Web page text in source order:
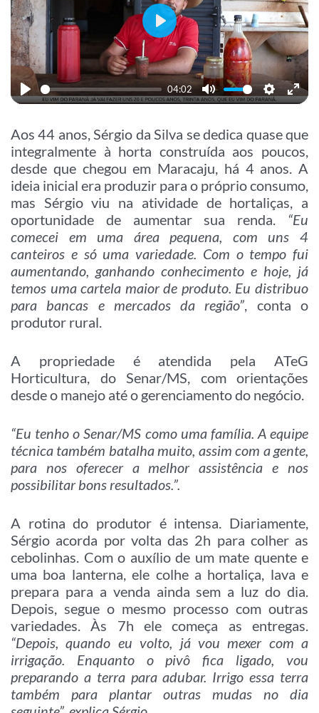
Play
04:02
Mute SettingsEnter
Play
Aos 44 anos, Sérgio da Silva se dedica quase que
integralmente à horta construída aos poucos,
desde que chegou em Maracaju, há 4 anos. A
ideia inicial era produzir para o próprio consumo,
mas Sérgio viu na atividade de hortaliças, a
oportunidade de aumentar sua renda. “Eu
comecei em uma área pequena, com uns 4
canteiros e só uma variedade. Com o tempo fui
aumentando, ganhando conhecimento e hoje, já
temos uma cartela maior de produto. Eu distribuo
para bancas e mercados da região”, conta o
produtor rural.
A propriedade é atendida pela ATeG
Horticultura, do Senar/MS, com orientações
desde o manejo até o gerenciamento do negócio.
“Eu tenho o Senar/MS como uma família. A equipe
técnica também batalha muito, assim com a gente,
para nos oferecer a melhor assistência e nos
possibilitar bons resultados.”.
A rotina do produtor é intensa. Diariamente,
Sérgio acorda por volta das 2h para colher as
cebolinhas. Com o auxílio de um mate quente e
uma boa lanterna, ele colhe a hortaliça, lava e
prepara para a venda ainda sem a luz do dia.
Depois, segue o mesmo processo com outras
variedades. Às 7h ele começa as entregas.
“Depois, quando eu volto, já vou mexer com a
irrigação. Enquanto o pivô fica ligado, vou
preparando a terra para adubar. Irrigo essa terra
também para plantar outras mudas no dia